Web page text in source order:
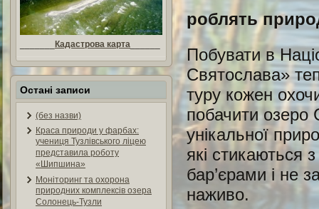
Кадастрова карта
Остані записи
(без назви)
Краса природи у фарбах:
учениця Тузлівського ліцею
представила роботу
«Шипшина»
Моніторинг та охорона
природних комплексів озера
Солонець-Тузли
роблять
Побувати в
Святослава»
туру кожен
побачити озеро
унікальної
які стикаються
бар’єрами і не
наживо.